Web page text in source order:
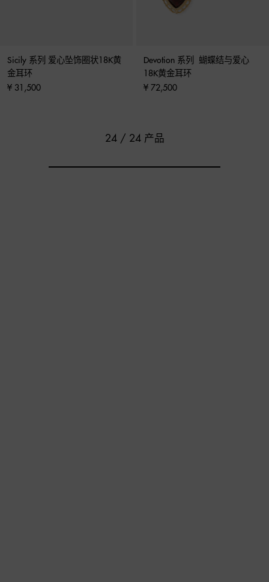
Sicily 系列 爱心坠饰圈状18K黄
金耳环
¥ 31,500
Devotion 系列  蝴蝶结与爱心
18K黄金耳环
¥ 72,500
24 / 24 产品